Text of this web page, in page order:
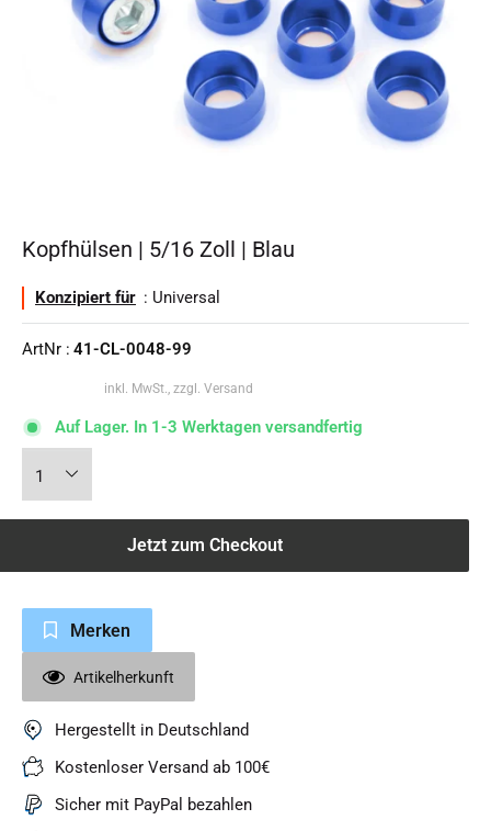
Kopfhülsen | 5/16 Zoll | Blau
Konzipiert für : Universal
ArtNr : 41-CL-0048-99
inkl. MwSt., zzgl. Versand
Auf Lager. In 1-3 Werktagen versandfertig
Jetzt zum Checkout
Merken
Artikelherkunft
Hergestellt in Deutschland
Kostenloser Versand ab 100€
Sicher mit PayPal bezahlen